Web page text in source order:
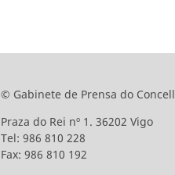
© Gabinete de Prensa do
Praza do Rei nº 1. 36202 Vigo
Tel: 986 810 228
Fax: 986 810 192